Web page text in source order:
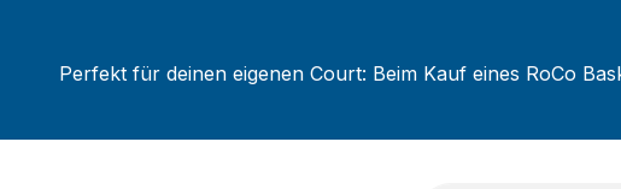
Perfekt für deinen eigenen Court: Beim Kauf eines RoCo